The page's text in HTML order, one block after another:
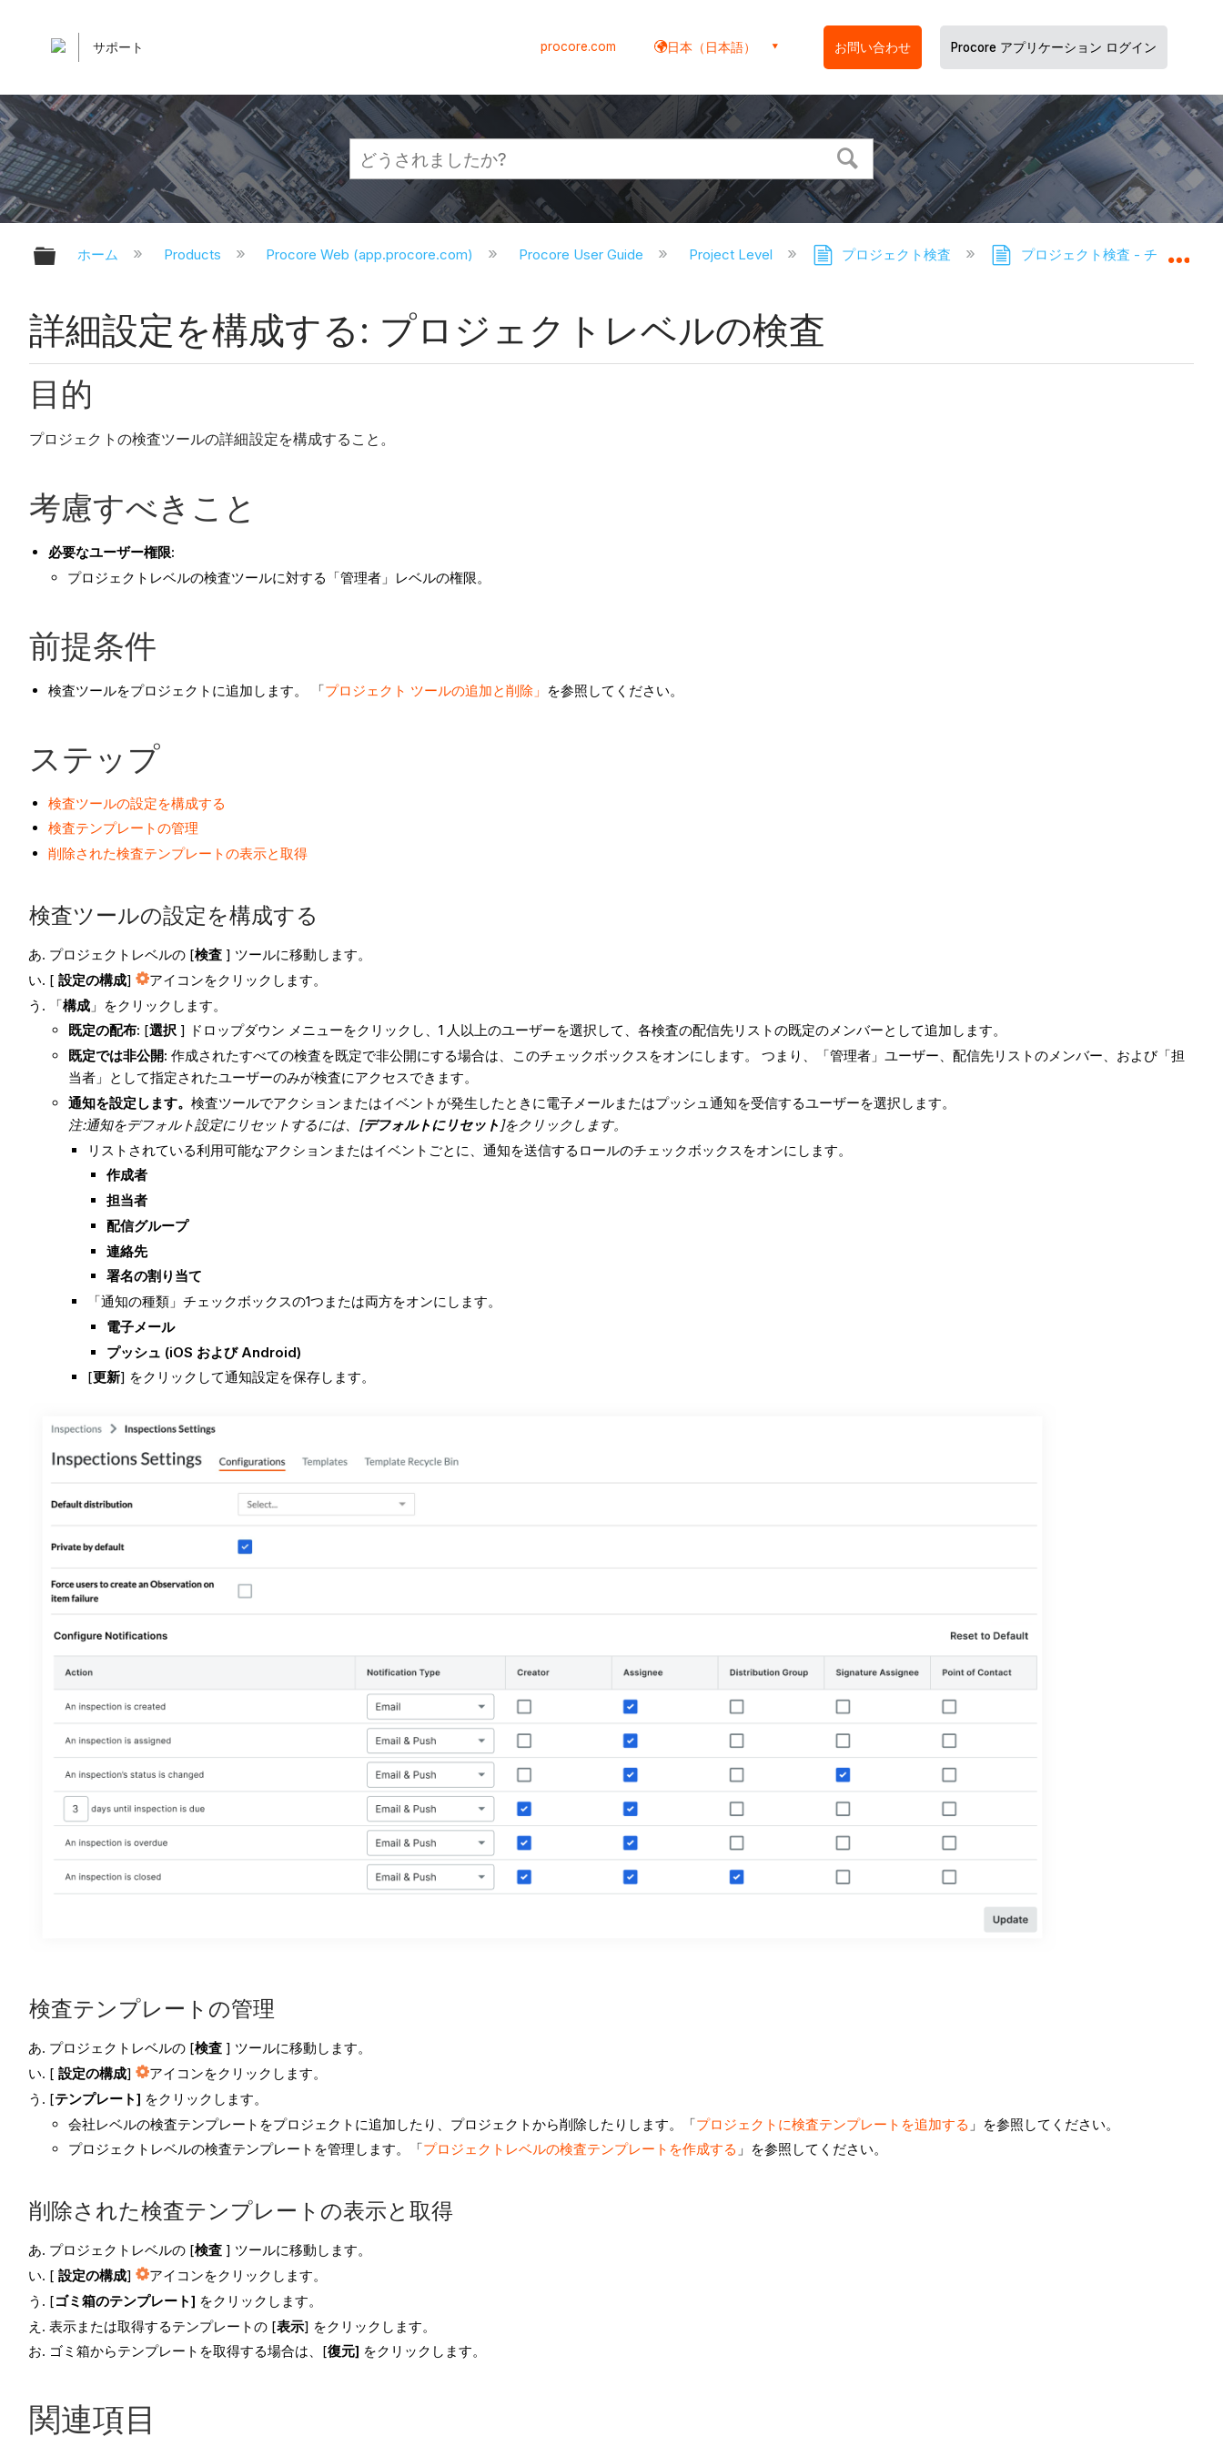
サポート procore.com 日本（日本語） お問い合わせ Procore アプリケーション ログイン
グローバル階層を展開/折りたたむ
ホーム Products Procore Web (app.procore.com) Procore User Guide Project Level プロジェクト検査 プロジェクト検査 - チュートリ
詳細設定を構成する: プロジェクトレベルの検査
目的
プロジェクトの検査ツールの詳細設定を構成すること。
考慮すべきこと
必要なユーザー権限:
プロジェクトレベルの検査ツールに対する「管理者」レベルの権限。
前提条件
検査ツールをプロジェクトに追加します。 「プロジェクト ツールの追加と削除」 を参照してください。
ステップ
検査ツールの設定を構成する
検査テンプレートの管理
削除された検査テンプレートの表示と取得
検査ツールの設定を構成する
プロジェクトレベルの [検査 ] ツールに移動します。
[設定の構成]
アイコンをクリックします。
「構成 」をクリックします。
既定の配布: [選択 ] ドロップダウン メニューをクリックし、1 人以上のユーザーを選択して、各検査の配信先リストの既定のメンバーとして追加します。
既定では非公開: 作成されたすべての検査を既定で非公開にする場合は、このチェックボックスをオンにします。 つまり、「管理者」ユーザー、配信先リストのメンバー、および「担
当者」として指定されたユーザーのみが検査にアクセスできます。
通知を設定します。検査ツールでアクションまたはイベントが発生したときに電子メールまたはプッシュ通知を受信するユーザーを選択します。
注:通知をデフォルト設定にリセットするには、[デフォルトにリセット ]をクリックします。
リストされている利用可能なアクションまたはイベントごとに、通知を送信するロールのチェックボックスをオンにします。
作成者
担当者
配信グループ
連絡先
署名の割り当て
「通知の種類」チェックボックスの1つまたは両方をオンにします。
電子メール
プッシュ (iOS および Android)
[更新] をクリックして通知設定を保存します。
検査テンプレートの管理
プロジェクトレベルの [検査 ] ツールに移動します。
[設定の構成]
アイコンをクリックします。
[テンプレート] をクリックします。
会社レベルの検査テンプレートをプロジェクトに追加したり、プロジェクトから削除したりします。「プロジェクトに検査テンプレートを追加する 」を参照してください。
プロジェクトレベルの検査テンプレートを管理します。「プロジェクトレベルの検査テンプレートを作成する 」を参照してください。
削除された検査テンプレートの表示と取得
プロジェクトレベルの [検査 ] ツールに移動します。
[設定の構成]
アイコンをクリックします。
[ゴミ箱のテンプレート] をクリックします。
表示または取得するテンプレートの [表示] をクリックします。
ゴミ箱からテンプレートを取得する場合は、[復元] をクリックします。
関連項目